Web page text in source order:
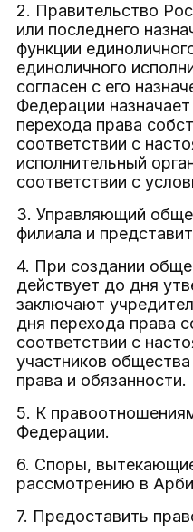
2. Правительство
или последнего
функции
единоличного
согласен с его
Федерации
перехода права
соответствии с
исполнительный
соответствии с
3. Управляющий
филиала и
4. При создании
действует до дня
заключают
дня перехода права
соответствии с
участников
права и обязанности.
5. К
Федерации.
6. Споры,
рассмотрению в
7. Предоставить